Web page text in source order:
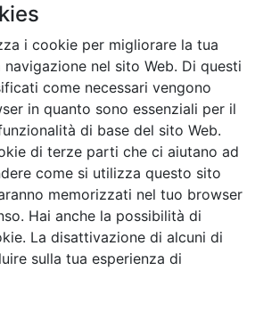
i cookie per migliorare la tua
nel sito Web. Di questi
come necessari vengono
in quanto sono essenziali per il
di base del sito Web.
di terze parti che ci aiutano ad
come si utilizza questo sito
memorizzati nel tuo browser
Hai anche la possibilità di
La disattivazione di alcuni di
sulla tua esperienza di